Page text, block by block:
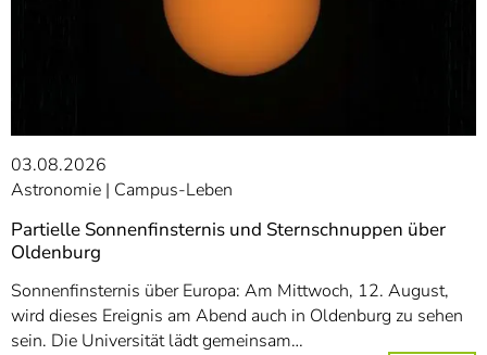
03.08.2026
Astronomie Campus-Leben
Partielle Sonnenfinsternis und Sternschnuppen über
Oldenburg
Sonnenfinsternis über Europa: Am Mittwoch, 12. August,
wird dieses Ereignis am Abend auch in Oldenburg zu sehen
sein. Die Universität lädt gemeinsam…